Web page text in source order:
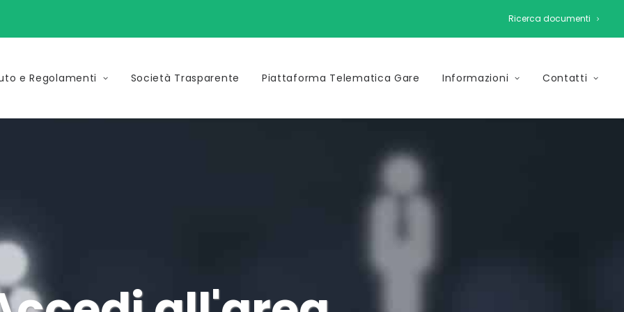
Ricerca documenti
e Regolamenti Società Trasparente Piattaforma Telematica Gare Informazioni Contatti